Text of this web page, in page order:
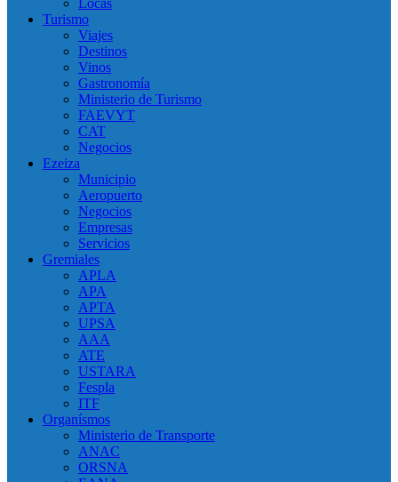
Locas
Turismo
Viajes
Destinos
Vinos
Gastronomía
Ministerio de Turismo
FAEVYT
CAT
Negocios
Ezeiza
Municipio
Aeropuerto
Negocios
Empresas
Servicios
Gremiales
APLA
APA
APTA
UPSA
AAA
ATE
USTARA
Fespla
ITF
Organísmos
Ministerio de Transporte
ANAC
ORSNA